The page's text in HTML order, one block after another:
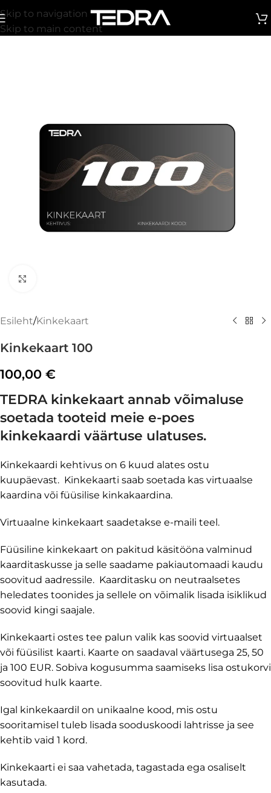
Skip to navigation
Skip to main content
Esileht/Kinkekaart
Kinkekaart 100
100,00 €
TEDRA kinkekaart annab võimaluse
soetada tooteid meie e-poes
kinkekaardi väärtuse ulatuses.
Kinkekaardi kehtivus on 6 kuud alates ostu
kuupäevast. Kinkekaarti saab soetada kas virtuaalse
kaardina või füüsilise kinkakaardina.
Virtuaalne kinkekaart saadetakse e-maili teel.
Füüsiline kinkekaart on pakitud käsitööna valminud
kaarditaskusse ja selle saadame pakiautomaadi kaudu
soovitud aadressile. Kaarditasku on neutraalsetes
heledates toonides ja sellele on võimalik lisada isiklikud
soovid kingi saajale.
Kinkekaarti ostes tee palun valik kas soovid virtuaalset
või füüsilist kaarti. Kaarte on saadaval väärtusega 25, 50
ja 100 EUR. Sobiva kogusumma saamiseks lisa ostukorvi
soovitud hulk kaarte.
Igal kinkekaardil on unikaalne kood, mis ostu
sooritamisel tuleb lisada sooduskoodi lahtrisse ja see
kehtib vaid 1 kord.
Kinkekaarti ei saa vahetada, tagastada ega osaliselt
kasutada.